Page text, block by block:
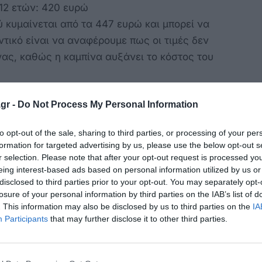
- Do Not Process My Personal Information
opt-out of the sale, sharing to third parties, or processing of your
for targeted advertising by us, please use the below opt-out
selection. Please note that after your opt-out request is processed
interest-based ads based on personal information utilized by us
to third parties prior to your opt-out. You may separately
of your personal information by third parties on the IAB’s list of
This information may also be disclosed by us to third parties on the
Participants that may further disclose it to other third parties.
ετών: 420 ευρώ
κυμαίνεται από τα 447 ευρώ και μπορεί να
είναι να αναφέρουμε πως οι τιμές δεν
καθώς η καμπίνα αυξάνει το κόστος του
με την Aegean Sea Lines:
162 ευρώ καθώς τα παιδιά λόγω ηλικίας
ετών: 254 ευρώ, με τα παιδιά να δικαιούνται
9 ετών: 324 ευρώ
από 300 ευρώ και μπορεί να φτάσει και τα